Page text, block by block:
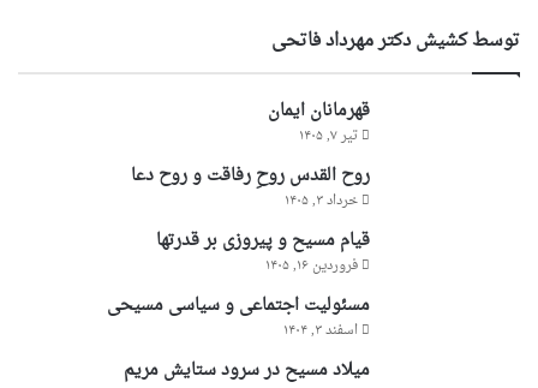
توسط کشیش دکتر مهرداد فاتحی
قهرمانان ایمان
تیر ۷, ۱۴۰۵
روح القدس روحِ رفاقت و روح دعا
خرداد ۳, ۱۴۰۵
قیام مسیح و پیروزی بر قدرتها
فروردین ۱۶, ۱۴۰۵
مسئولیت اجتماعی و سیاسی مسیحی
اسفند ۳, ۱۴۰۴
میلاد مسیح در سرود ستایش مریم